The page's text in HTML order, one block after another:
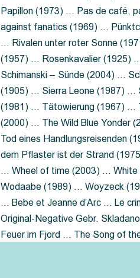
Papillon (1973) … Pas de café,
against fanatics (1969) …
… Rivalen unter roter Sonne
(1957) … Rosenkavalier (1925)
Schimanski – Sünde (2004) …
(1905) … Sierra Leone (1987) …
(1981) … Tätowierung (1967) …
(2000) … The Wild Blue Yonder
Tod eines Handlungsreisenden
dem Pflaster ist der Strand
… Wheel of time (2003) … White
Wodaabe (1989) … Woyzeck
… Bebe et Jeanne d’Arc … Le
Original-Negative Gebr.
Feuer im Fjord … The Song of